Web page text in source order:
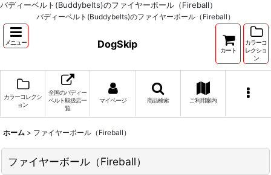
バディーベルト(Buddybelts)のファイヤーボール（Fireball）
バディーベルト(Buddybelts)のファイヤーボール（Fireball）
メニュー DogSkip
カート
カラーコ
レクショ
ン
カラーコレクシ
ョン
全国のバディー
ベルト取扱店一
覧
マイページ 商品検索 ご利用案内
ホーム > ファイヤーボール（Fireball）
ファイヤーボール（Fireball）